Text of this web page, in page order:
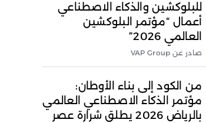
للبلوكشين والذكاء الاصطناعي
أعمال “مؤتمر البلوكشين
العالمي 2026”
صادر عن VAP Group
من الكود إلى بناء الأوطان:
مؤتمر الذكاء الاصطناعي العالمي
بالرياض 2026 يطلق شرارة عصر